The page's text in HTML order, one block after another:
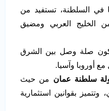
في السلطنة، تستفيد من
الخليج العربي ومضيق
صلة وصل بين الشرق
أوروبا وآسيا.
سلطنة عمان من حيث
وتتميز بقوانين استثمارية